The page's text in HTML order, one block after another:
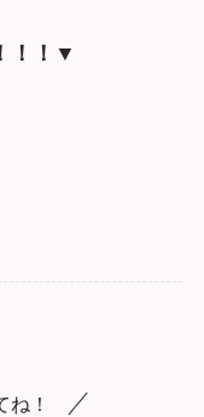
！！▼
ね！